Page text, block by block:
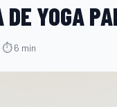
YOGA
·⏱ 6 min